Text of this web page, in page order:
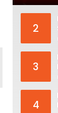
2
3
4